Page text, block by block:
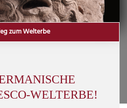
zum Welterbe
WELTERBE!